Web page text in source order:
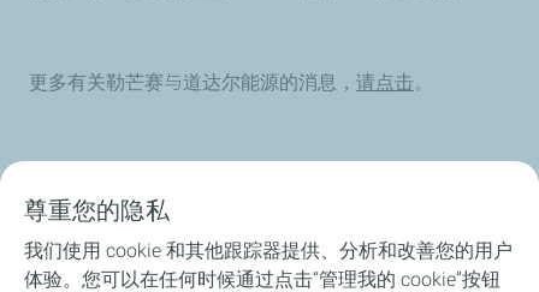
更多有关勒芒赛与道达尔能源的消息， 请点击。
产品介绍
尊重您的隐私
我们使用 cookie 和其他跟踪器提供、分析和改善您的用户
体验。您可以在任何时候通过点击“管理我的 cookie”按钮